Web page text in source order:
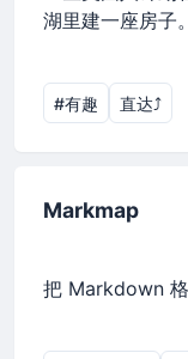
湖里建一座房子。
#有趣 直达⤴︎
Markmap
把 Markdown 格